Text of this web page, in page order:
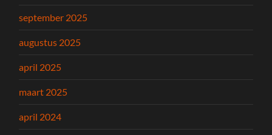
september 2025
augustus 2025
april 2025
maart 2025
april 2024